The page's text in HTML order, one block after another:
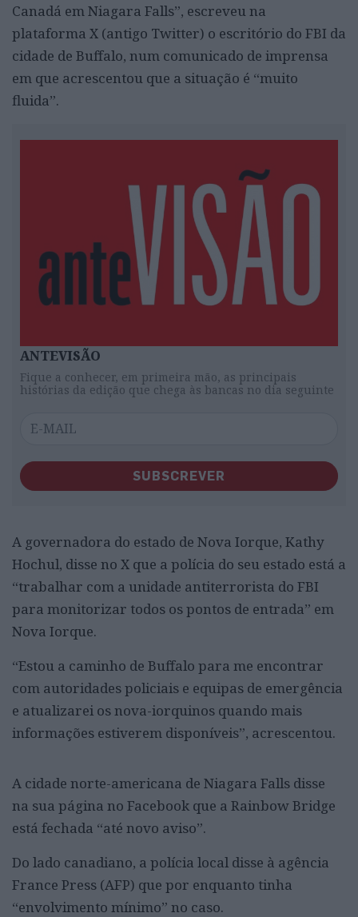
Canadá em Niagara Falls”, escreveu na
plataforma X (antigo Twitter) o escritório do FBI da
cidade de Buffalo, num comunicado de imprensa
em que acrescentou que a situação é “muito
fluida”.
ANTEVISÃO
Fique a conhecer, em primeira mão, as principais
histórias da edição que chega às bancas no dia seguinte
SUBSCREVER
A governadora do estado de Nova Iorque, Kathy
Hochul, disse no X que a polícia do seu estado está a
“trabalhar com a unidade antiterrorista do FBI
para monitorizar todos os pontos de entrada” em
Nova Iorque.
“Estou a caminho de Buffalo para me encontrar
com autoridades policiais e equipas de emergência
e atualizarei os nova-iorquinos quando mais
informações estiverem disponíveis”, acrescentou.
A cidade norte-americana de Niagara Falls disse
na sua página no Facebook que a Rainbow Bridge
está fechada “até novo aviso”.
Do lado canadiano, a polícia local disse à agência
France Press (AFP) que por enquanto tinha
“envolvimento mínimo” no caso.